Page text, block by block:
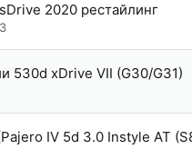
2020 рестайлинг
530d xDrive VII (G30/G31)
IV 5d 3.0 Instyle AT